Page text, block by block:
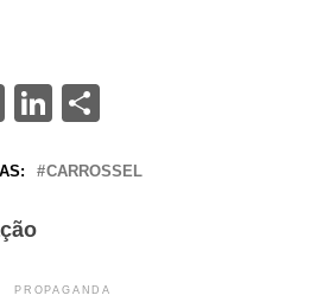
Messenger
LinkedIn
Share
CARROSSEL
PROPAGANDA